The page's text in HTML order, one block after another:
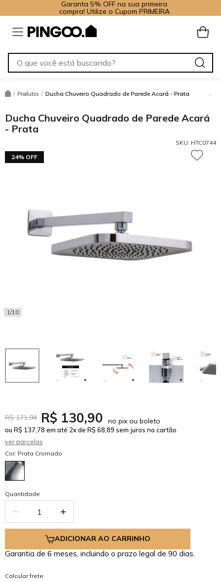
Garanta 5% OFF na sua primeira
compra! Utilize o Cupom PRIMEIRA
/ Produtos / Ducha Chuveiro Quadrado de Parede Acará - Prata
Ducha Chuveiro Quadrado de Parede Acará
- Prata
SKU: HTC0744
24% OFF
1/10
R$ 171,94 R$ 130,90 no pix ou boleto
ou R$ 137,78 em até 2x de R$ 68,89 sem juros no cartão
ver parcelas
Cor: Prata Cromado
Quantidade
ADICIONAR AO CARRINHO
Garantia de 6 meses, incluindo o prazo legal de 90 dias.
Calcular frete